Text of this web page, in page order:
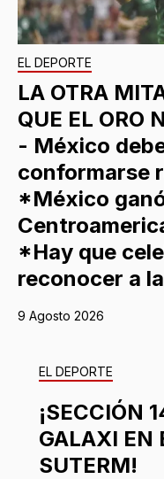
EL DEPORTE
LA OTRA
QUE EL ORO
- México
conformarse
*México
*Hay que
reconocer a
9 Agosto 2026
EL DEPORTE
¡SECCIÓN
GALAXI EN
SUTERM!